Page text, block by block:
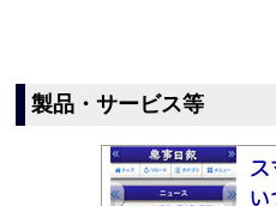
製品・サービス等